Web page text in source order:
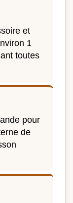
et
1
toutes
pour
de